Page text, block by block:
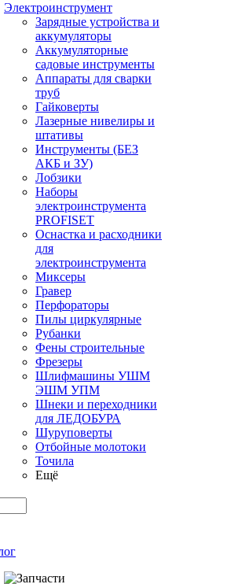
Электроинструмент
Зарядные устройства и
аккумуляторы
Аккумуляторные
садовые инструменты
Аппараты для сварки
труб
Гайковерты
Лазерные нивелиры и
штативы
Инструменты (БЕЗ
АКБ и ЗУ)
Лобзики
Наборы
электроинструмента
PROFISET
Оснастка и расходники
для
электроинструмента
Миксеры
Гравер
Перфораторы
Пилы циркулярные
Рубанки
Фены строительные
Фрезеры
Шлифмашины УШМ
ЭШМ УПМ
Шнеки и переходники
для ЛЕДОБУРА
Шуруповерты
Отбойные молотоки
Точила
Ещё